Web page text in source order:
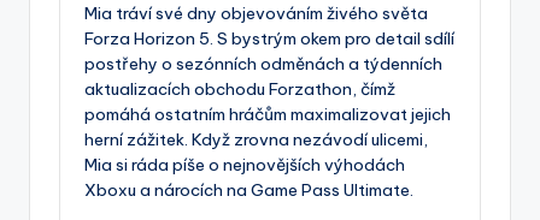
Mia tráví své dny objevováním živého světa
Forza Horizon 5. S bystrým okem pro detail sdílí
postřehy o sezónních odměnách a týdenních
aktualizacích obchodu Forzathon, čímž
pomáhá ostatním hráčům maximalizovat jejich
herní zážitek. Když zrovna nezávodí ulicemi,
Mia si ráda píše o nejnovějších výhodách
Xboxu a nárocích na Game Pass Ultimate.